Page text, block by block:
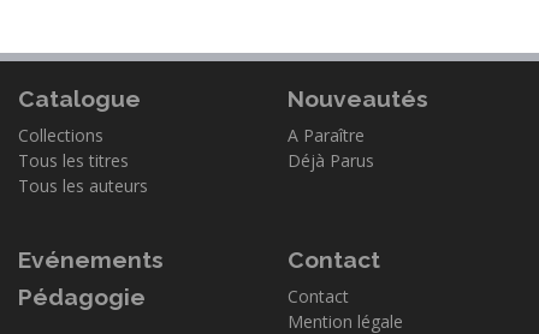
Catalogue
Collections
Tous les titres
Tous les auteurs
Nouveautés
A Paraître
Déjà Parus
Evénements
Pédagogie
Contact
Contact
Mention légale